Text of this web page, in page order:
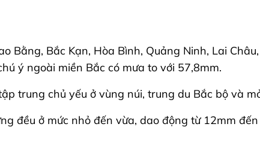
Bằng, Bắc Kạn, Hòa Bình, Quảng Ninh, Lai
ý ngoài miền Bắc có mưa to với 57,8mm.
trung chủ yếu ở vùng núi, trung du Bắc bộ và
đều ở mức nhỏ đến vừa, dao động từ 12mm